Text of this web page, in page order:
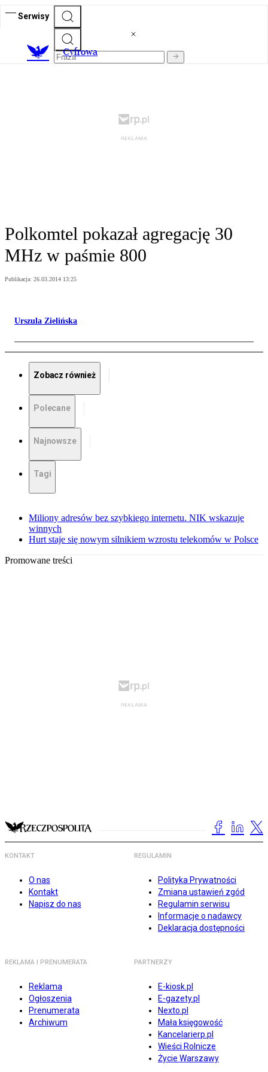
Serwisy
Cyfrowa
Polkomtel pokazał agregację 30
MHz w paśmie 800
Publikacja: 26.03.2014 13:25
Urszula Zielińska
Zobacz również
Polecane
Najnowsze
Tagi
Miliony adresów bez szybkiego internetu. NIK wskazuje
winnych
Hurt staje się nowym silnikiem wzrostu telekomów w Polsce
Promowane treści
KONTAKT
O nas
Kontakt
Napisz do nas
REGULAMIN
Polityka Prywatności
Zmiana ustawień zgód
Regulamin serwisu
Informacje o nadawcy
Deklaracja dostępności
REKLAMA I PRENUMERATA
Reklama
Ogłoszenia
Prenumerata
Archiwum
PARTNERZY
E-kiosk.pl
E-gazety.pl
Nexto.pl
Mała księgowość
Kancelarierp.pl
Wieści Rolnicze
Życie Warszawy